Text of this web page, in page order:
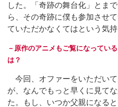
した。「奇跡の舞台化」とま
ら、その奇跡に僕も参加させ
ていただかなくてはという気持
－原作のアニメもご覧になってい
は？
今回、オファーをいただい
が、なんでもっと早くに見て
た。もし、いつか父親になる